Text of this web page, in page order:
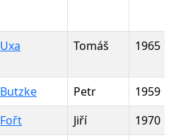
Uxa Tomáš 1965
Butzke Petr
1959
Fořt Jiří
1970